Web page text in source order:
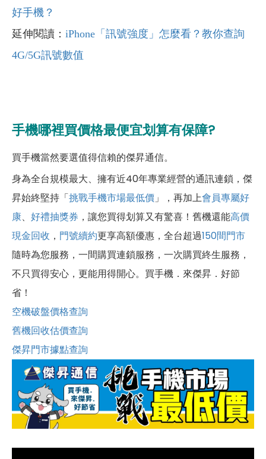
好手機？
延伸閱讀： iPhone「訊號強度」怎麼看？教你查詢
4G/5G訊號數值
手機哪裡買價格最便宜划算有保障?
買手機當然要選值得信賴的傑昇通信。
身為全台規模最大、擁有近40年專業經營的通訊連鎖，傑
昇始終堅持「挑戰手機市場最低價 」，再加上會員專屬好
康、 好禮抽獎券 ，讓您買得划算又有驚喜！舊機還能高價
現金回收 ， 門號續約更享高額優惠，全台超過150間門市
隨時為您服務，一間購買連鎖服務，一次購買終生服務，
不只買得安心，更能用得開心。買手機．來傑昇．好節
省！
空機破盤價格查詢
舊機回收估價查詢
傑昇門市據點查詢